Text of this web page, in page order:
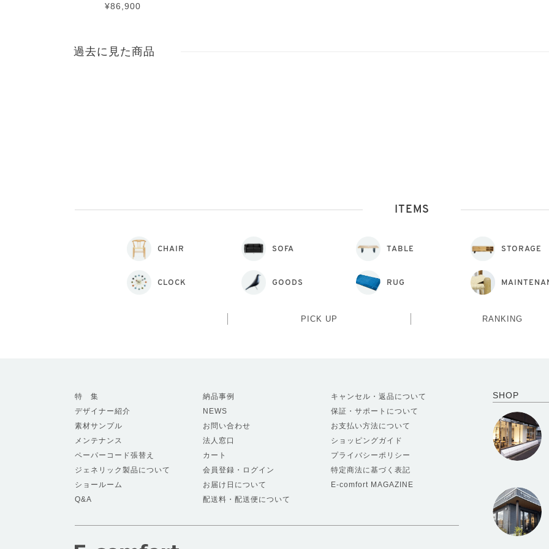
¥86,900
過去に見た商品
ITEMS
CHAIR SOFA TABLE STORAGE
CLOCK GOODS RUG
PICK UP RANKING
SHOP
特 集
デザイナー紹介
素材サンプル
メンテナンス
ペーパーコード張替え
ジェネリック製品について
ショールーム
Q&A
納品事例
NEWS
お問い合わせ
法人窓口
カート
会員登録・ログイン
お届け日について
配送料・配送便について
キャンセル・返品について
保証・サポートについて
お支払い方法について
ショッピングガイド
プライバシーポリシー
特定商法に基づく表記
E-comfort MAGAZINE